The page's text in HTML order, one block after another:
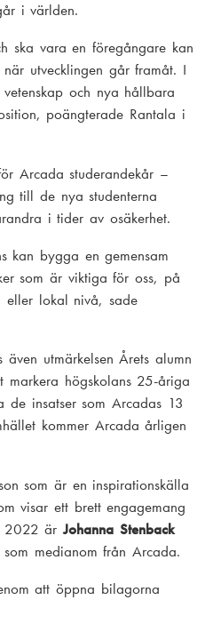
i världen.
ska vara en föregångare kan
utvecklingen går framåt. I
och nya hållbara
poängterade Rantala i
Arcada studerandekår –
till de nya studenterna
i tider av osäkerhet.
kan bygga en gemensam
som är viktiga för oss, på
eller lokal nivå, sade
utmärkelsen Årets alumn
markera högskolans 25-åriga
de insatser som Arcadas 13
kommer Arcada årligen
som är en inspirationskälla
visar ett brett engagemang
2022 ärJohanna Stenback
medianom från Arcada.
att öppna bilagorna